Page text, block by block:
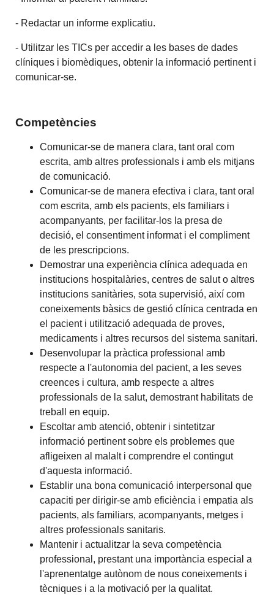
- Redactar un informe explicatiu.
- Utilitzar les TICs per accedir a les bases de dades
clíniques i biomèdiques, obtenir la informació pertinent i
comunicar-se.
Competències
Comunicar-se de manera clara, tant oral com
escrita, amb altres professionals i amb els mitjans
de comunicació.
Comunicar-se de manera efectiva i clara, tant oral
com escrita, amb els pacients, els familiars i
acompanyants, per facilitar-los la presa de
decisió, el consentiment informat i el compliment
de les prescripcions.
Demostrar una experiència clínica adequada en
institucions hospitalàries, centres de salut o altres
institucions sanitàries, sota supervisió, així com
coneixements bàsics de gestió clínica centrada en
el pacient i utilització adequada de proves,
medicaments i altres recursos del sistema sanitari.
Desenvolupar la pràctica professional amb
respecte a l'autonomia del pacient, a les seves
creences i cultura, amb respecte a altres
professionals de la salut, demostrant habilitats de
treball en equip.
Escoltar amb atenció, obtenir i sintetitzar
informació pertinent sobre els problemes que
afligeixen al malalt i comprendre el contingut
d'aquesta informació.
Establir una bona comunicació interpersonal que
capaciti per dirigir-se amb eficiència i empatia als
pacients, als familiars, acompanyants, metges i
altres professionals sanitaris.
Mantenir i actualitzar la seva competència
professional, prestant una importància especial a
l'aprenentatge autònom de nous coneixements i
tècniques i a la motivació per la qualitat.